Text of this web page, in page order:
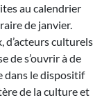
au calendrier
de janvier.
d’acteurs culturels
de s’ouvrir à de
dans le dispositif
de la culture et